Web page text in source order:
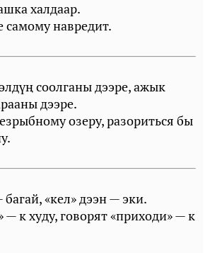
халдаар.
самому навредит.
соолганы дээре, ажык
дээре.
озеру, разориться бы
багай, «кел» дээн — эки.
— к худу, говорят «приходи» — к